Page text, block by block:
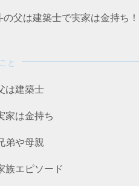
父は建築士で実家は金持ち
と
は建築士
家は金持ち
弟や母親
族エピソード